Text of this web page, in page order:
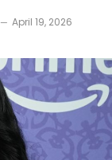
April 19, 2026